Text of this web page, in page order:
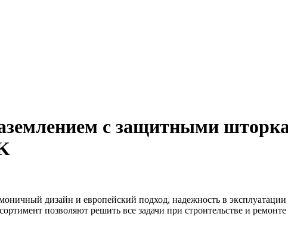
с защитными
дизайн и европейский подход, надежность в
позволяют решить все задачи при строительстве и